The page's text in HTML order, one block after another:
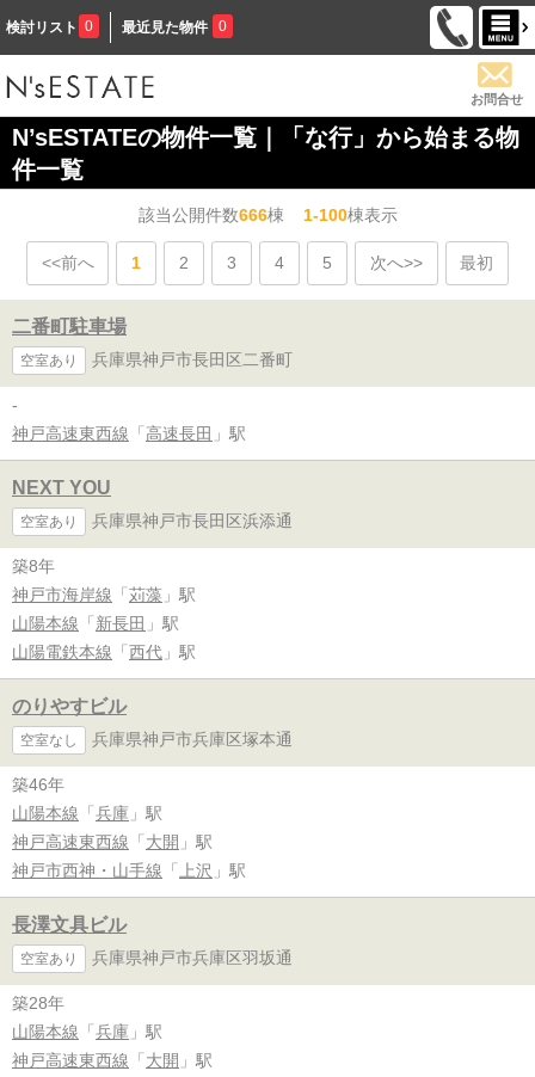
検討リスト 0 最近見た物件 0
お問合せ
N’sESTATEの物件一覧｜「な行」から始まる物
件一覧
該当公開件数666棟 1-100棟表示
<<前へ 1 2 3 4 5 次へ>> 最初
二番町駐車場
空室あり 兵庫県神戸市長田区二番町
-
神戸高速東西線 「 高速長田 」駅
NEXT YOU
空室あり 兵庫県神戸市長田区浜添通
築8年
神戸市海岸線 「 苅藻 」駅
山陽本線 「 新長田 」駅
山陽電鉄本線 「 西代 」駅
のりやすビル
空室なし 兵庫県神戸市兵庫区塚本通
築46年
山陽本線 「 兵庫 」駅
神戸高速東西線 「 大開 」駅
神戸市西神・山手線 「 上沢 」駅
長澤文具ビル
空室あり 兵庫県神戸市兵庫区羽坂通
築28年
山陽本線 「 兵庫 」駅
神戸高速東西線 「 大開 」駅